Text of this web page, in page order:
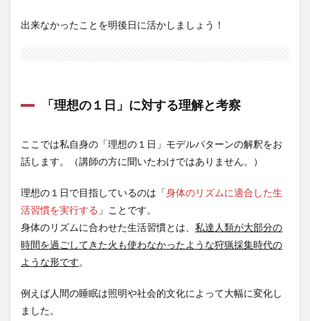
出来なかったことを明後日に活かしましょう！
「理想の１日」に対する理解と考察
ここでは私自身の「理想の１日」モデルパターンの解釈をお
話します。（講師の方に聞いたわけではありません。）
理想の１日で目指しているのは「身体のリズムに適合した生
活習慣を実行する 」ことです。
身体のリズムに合わせた生活習慣とは、 私達人類が大部分の
時間を過ごしてきた火も使わなかったような狩猟採集時代の
ような形です。
例えば人間の睡眠は照明や社会的文化によって大幅に変化し
ました。